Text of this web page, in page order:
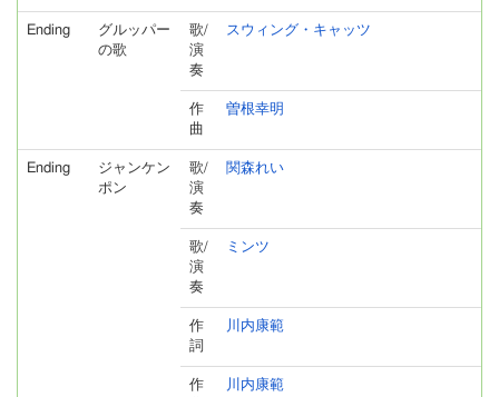
Ending
グルッパー
の歌
歌/
演
奏
スウィング・キャッツ
作
曲
曽根幸明
Ending
ジャンケン
ポン
歌/
演
奏
関森れい
歌/
演
奏
ミンツ
作
詞
川内康範
作
川内康範